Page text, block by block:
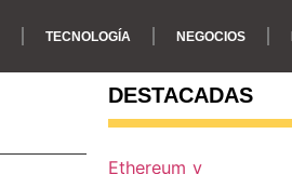
TECNOLOGÍA NEGOCIOS
DESTACADAS